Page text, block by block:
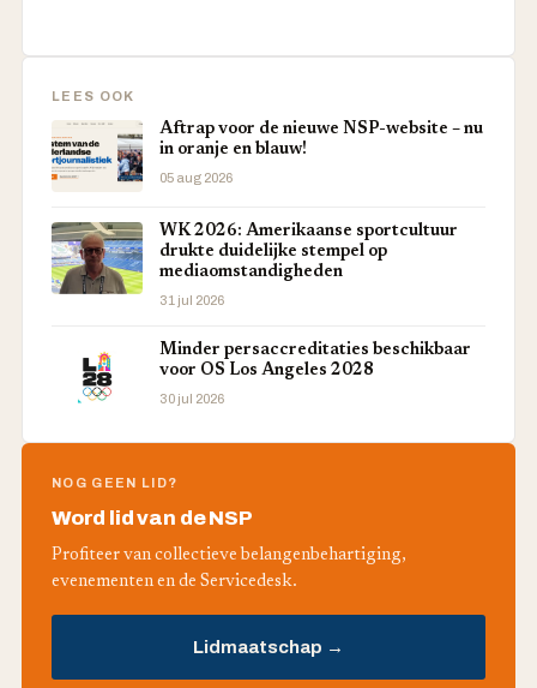
LEES OOK
Aftrap voor de nieuwe NSP-website – nu
in oranje en blauw!
05 aug 2026
WK 2026: Amerikaanse sportcultuur
drukte duidelijke stempel op
mediaomstandigheden
31 jul 2026
Minder persaccreditaties beschikbaar
voor OS Los Angeles 2028
30 jul 2026
NOG GEEN LID?
Word lid van de NSP
Profiteer van collectieve belangenbehartiging,
evenementen en de Servicedesk.
Lidmaatschap →